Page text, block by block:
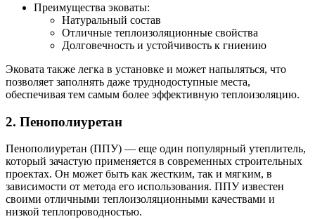
Преимущества эковаты:
Натуральный состав
Отличные теплоизоляционные свойства
Долговечность и устойчивость к гниению
Эковата также легка в установке и может напыляться, что
позволяет заполнять даже труднодоступные места,
обеспечивая тем самым более эффективную теплоизоляцию.
2. Пенополиуретан
Пенополиуретан (ППУ) — еще один популярный утеплитель,
который зачастую применяется в современных строительных
проектах. Он может быть как жестким, так и мягким, в
зависимости от метода его использования. ППУ известен
своими отличными теплоизоляционными качествами и
низкой теплопроводностью.